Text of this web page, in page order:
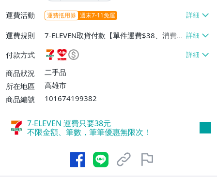
運費活動 運費抵用券 週末7-11免運
運費規則
7-ELEVEN取貨付款【單件運費$38、消費滿
$3000免運費】、萊爾富取貨付款【單件運
費$60、滿16件或消費滿$3000免運費】、
郵局掛號【單件運費$100、滿16件或消費
滿$3000免運費】
付款方式
商品狀況
二手品
所在地區
高雄市
商品編號
101674199382
7-ELEVEN 運費只要38元
不限金額、筆數，筆筆優惠無限次！